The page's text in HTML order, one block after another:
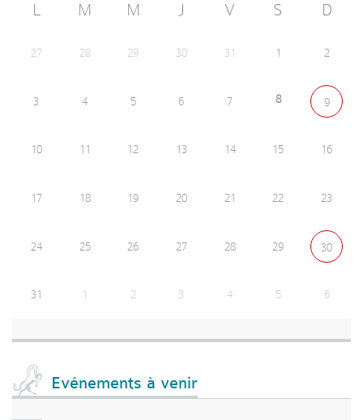
L M M J V S D
27 28 29 30 31 1 2
3 4 5 6 7 8 9
10 11 12 13 14 15 16
17 18 19 20 21 22 23
24 25 26 27 28 29 30
31 1 2 3 4 5 6
Evénements à venir